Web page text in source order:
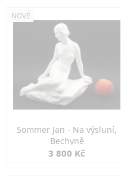
NOVÉ
Sommer Jan - Na výsluní,
Bechyně
3 800 Kč